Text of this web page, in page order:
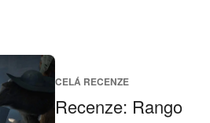
CELÁ RECENZE
Recenze: Rango